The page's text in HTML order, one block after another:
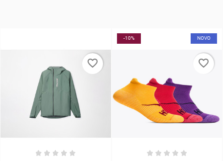
favorite_border
-10%
favorite_border